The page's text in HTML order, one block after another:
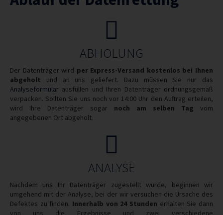
ABHOLUNG
Der Datenträger wird per Express-Versand kostenlos bei Ihnen
abgeholt und an uns geliefert. Dazu müssen Sie nur das
Analyseformular ausfüllen und Ihren Datenträger ordnungsgemäß
verpacken. Sollten Sie uns noch vor 14:00 Uhr den Auftrag erteilen,
wird Ihre Datenträger sogar noch am selben Tag vom
angegebenen Ort abgeholt.
ANALYSE
Nachdem uns Ihr Datenträger zugestellt wurde, beginnen wir
umgehend mit der Analyse, bei der wir versuchen die Ursache des
Defektes zu finden. Innerhalb von 24 Stunden erhalten Sie dann
von uns die Ergebnisse und zwei verschiedene